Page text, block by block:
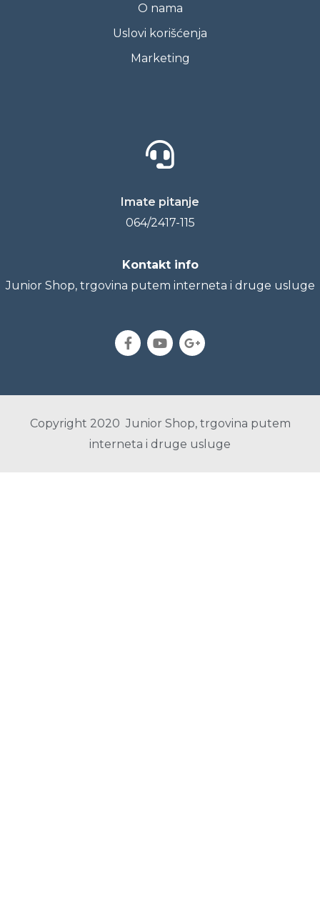
Imate pitanje
064/2417-115
Kontakt info
Junior Shop, trgovina putem interneta i druge usluge
O nama
Uslovi korišćenja
Marketing
Copyright 2020 Junior Shop, trgovina putem
interneta i druge usluge